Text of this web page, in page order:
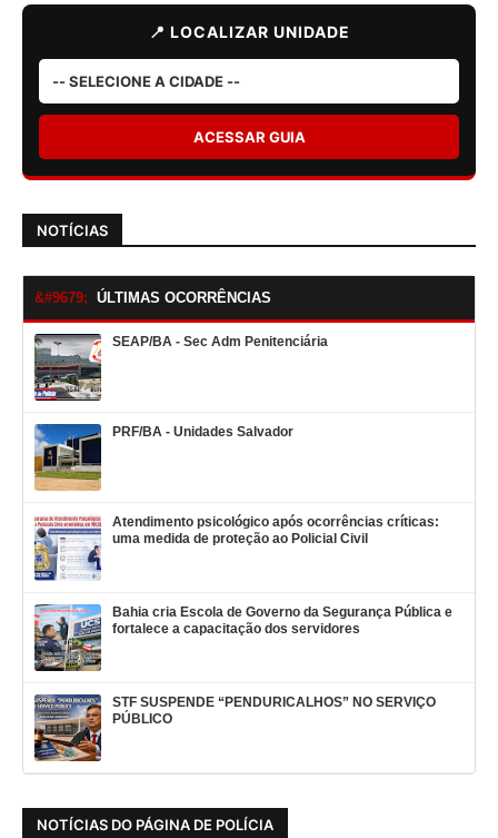
📍 LOCALIZAR UNIDADE
ACESSAR GUIA
NOTÍCIAS
ÚLTIMAS OCORRÊNCIAS
SEAP/BA - Sec Adm Penitenciária
PRF/BA - Unidades Salvador
Atendimento psicológico após ocorrências críticas:
uma medida de proteção ao Policial Civil
Bahia cria Escola de Governo da Segurança Pública e
fortalece a capacitação dos servidores
STF SUSPENDE “PENDURICALHOS” NO SERVIÇO
PÚBLICO
NOTÍCIAS DO PÁGINA DE POLÍCIA